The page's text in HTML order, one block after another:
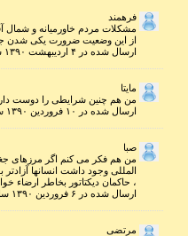
فرهمند
مشکلات مردم خاورمیانه و شمال
از این وضعیت ضرورت یکی شدن
ارسال شده در ۴ ارديبهشت ۱۳۹۰ ساعت ۱۷ و ۰۵ دقیقه
مایتا
من هم چنین شرایطی را دوست
ارسال شده در ۱۰ فروردين ۱۳۹۰ ساعت ۱۲ و ۱۱ دقیقه
صبا
من هم فکر می کنم اگر مرزهای
المللی وجود داشت انسانها
، حاکمان دیکتاتور بخاطر ارضاء
ارسال شده در ۶ فروردين ۱۳۹۰ ساعت ۳ و ۳۵ دقیقه
مرتضی